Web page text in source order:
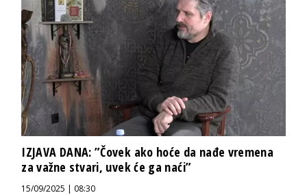
IZJAVA DANA: ”Čovek ako hoće da nađe vremena
za važne stvari, uvek će ga naći”
15/09/2025 | 08:30